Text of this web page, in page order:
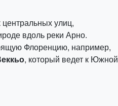
центральных улиц,
вдоль реки Арно.
Флоренцию, например,
, который ведет к Южной